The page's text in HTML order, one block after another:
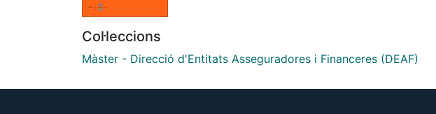
Col·leccions
Màster - Direcció d'Entitats Asseguradores i Financeres (DEAF)